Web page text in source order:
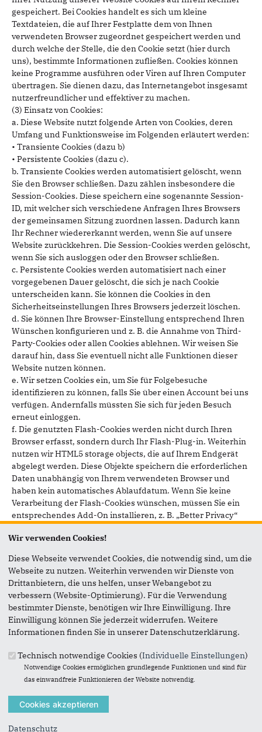
gespeichert. Bei Cookies handelt es sich um kleine
Textdateien, die auf Ihrer Festplatte dem von Ihnen
verwendeten Browser zugeordnet gespeichert werden und
durch welche der Stelle, die den Cookie setzt (hier durch
uns), bestimmte Informationen zufließen. Cookies können
keine Programme ausführen oder Viren auf Ihren Computer
übertragen. Sie dienen dazu, das Internetangebot insgesamt
nutzerfreundlicher und effektiver zu machen.
(3) Einsatz von Cookies:
a. Diese Website nutzt folgende Arten von Cookies, deren
Umfang und Funktionsweise im Folgenden erläutert werden:
• Transiente Cookies (dazu b)
• Persistente Cookies (dazu c).
b. Transiente Cookies werden automatisiert gelöscht, wenn
Sie den Browser schließen. Dazu zählen insbesondere die
Session-Cookies. Diese speichern eine sogenannte Session-
ID, mit welcher sich verschiedene Anfragen Ihres Browsers
der gemeinsamen Sitzung zuordnen lassen. Dadurch kann
Ihr Rechner wiedererkannt werden, wenn Sie auf unsere
Website zurückkehren. Die Session-Cookies werden gelöscht,
wenn Sie sich ausloggen oder den Browser schließen.
c. Persistente Cookies werden automatisiert nach einer
vorgegebenen Dauer gelöscht, die sich je nach Cookie
unterscheiden kann. Sie können die Cookies in den
Sicherheitseinstellungen Ihres Browsers jederzeit löschen.
d. Sie können Ihre Browser-Einstellung entsprechend Ihren
Wünschen konfigurieren und z. B. die Annahme von Third-
Party-Cookies oder allen Cookies ablehnen. Wir weisen Sie
darauf hin, dass Sie eventuell nicht alle Funktionen dieser
Website nutzen können.
e. Wir setzen Cookies ein, um Sie für Folgebesuche
identifizieren zu können, falls Sie über einen Account bei uns
verfügen. Andernfalls müssten Sie sich für jeden Besuch
erneut einloggen.
f. Die genutzten Flash-Cookies werden nicht durch Ihren
Browser erfasst, sondern durch Ihr Flash-Plug-in. Weiterhin
nutzen wir HTML5 storage objects, die auf Ihrem Endgerät
abgelegt werden. Diese Objekte speichern die erforderlichen
Daten unabhängig von Ihrem verwendeten Browser und
haben kein automatisches Ablaufdatum. Wenn Sie keine
Verarbeitung der Flash-Cookies wünschen, müssen Sie ein
entsprechendes Add-On installieren, z. B. „Better Privacy“
für Mozilla Firefox
(https://addons.mozilla.org/de/firefox/addon/betterprivacy/)
Nutzung von HTML5 storage objects können Sie verhindern,
indem Sie in Ihrem Browser den privaten Modus einsetzen.
Zudem empfehlen wir, regelmäßig Ihre Cookies und den
Browser-Verlauf manuell zu löschen.
§ 4 Weitere Funktionen und Angebote unserer Website
(1) Neben der rein informatorischen Nutzung unserer
Website bieten wir verschiedene Leistungen an, die Sie bei
Interesse nutzen können. Dazu müssen Sie in der Regel
Erbringung der jeweiligen Leistung nutzen und für die die
zuvor genannten Grundsätze zur Datenverarbeitung gelten.
Wir verwenden Cookies!
Diese Webseite verwendet Cookies, die notwendig sind, um die
Webseite zu nutzen. Weiterhin verwenden wir Dienste von
Drittanbietern, die uns helfen, unser Webangebot zu
verbessern (Website-Optimierung). Für die Verwendung
bestimmter Dienste, benötigen wir Ihre Einwilligung. Ihre
Einwilligung können Sie jederzeit widerrufen. Weitere
Informationen finden Sie in unserer Datenschutzerklärung.
Technisch notwendige Cookies (Individuelle Einstellungen)
Notwendige Cookies ermöglichen grundlegende Funktionen und sind für
das einwandfreie Funktionieren der Website notwendig.
Datenschutz